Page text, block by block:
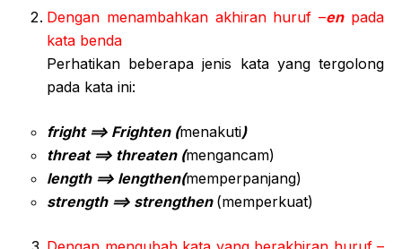
Dengan menambahkan akhiran huruf –enpada
kata benda
Perhatikan beberapa jenis kata yang tergolong
pada kata ini:
fright ==> Frighten (menakuti)
threat ==> threaten (mengancam)
length ==> lengthen(memperpanjang)
strength ==> strengthen (memperkuat)